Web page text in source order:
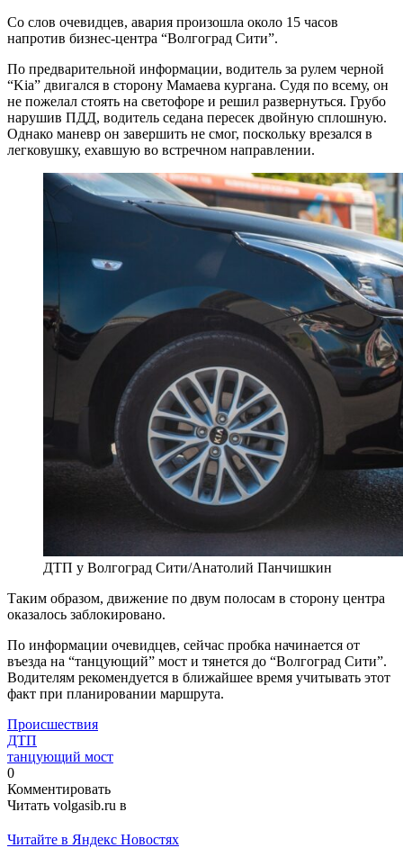
Со слов очевидцев, авария произошла около 15 часов
напротив бизнес-центра “Волгоград Сити”.
По предварительной информации, водитель за рулем черной
“Kia” двигался в сторону Мамаева кургана. Судя по всему, он
не пожелал стоять на светофоре и решил развернуться. Грубо
нарушив ПДД, водитель седана пересек двойную сплошную.
Однако маневр он завершить не смог, поскольку врезался в
легковушку, ехавшую во встречном направлении.
ДТП у Волгоград Сити/Анатолий Панчишкин
Таким образом, движение по двум полосам в сторону центра
оказалось заблокировано.
По информации очевидцев, сейчас пробка начинается от
въезда на “танцующий” мост и тянется до “Волгоград Сити”.
Водителям рекомендуется в ближайшее время учитывать этот
факт при планировании маршрута.
Происшествия
ДТП
танцующий мост
0
Комментировать
Читать volgasib.ru в
Читайте в Яндекс Новостях